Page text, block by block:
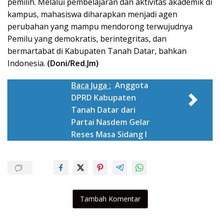
kampus, mahasiswa diharapkan menjadi agen
perubahan yang mampu mendorong terwujudnya
Pemilu yang demokratis, berintegritas, dan
bermartabat di Kabupaten Tanah Datar, bahkan
Indonesia. (Doni/Red.Jm)
Baca Juga : Anggota
DPRD Kabupaten
Tanah Datar dari
Partai Nasdem Gelar
Reses Masa Sidang I
Tambah Komentar